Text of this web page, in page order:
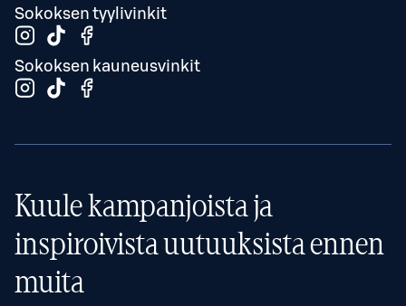
Sokoksen tyylivinkit
Sokoksen kauneusvinkit
Kuule kampanjoista ja
inspiroivista uutuuksista ennen
muita